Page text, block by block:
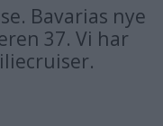
Bavarias nye
37. Vi har